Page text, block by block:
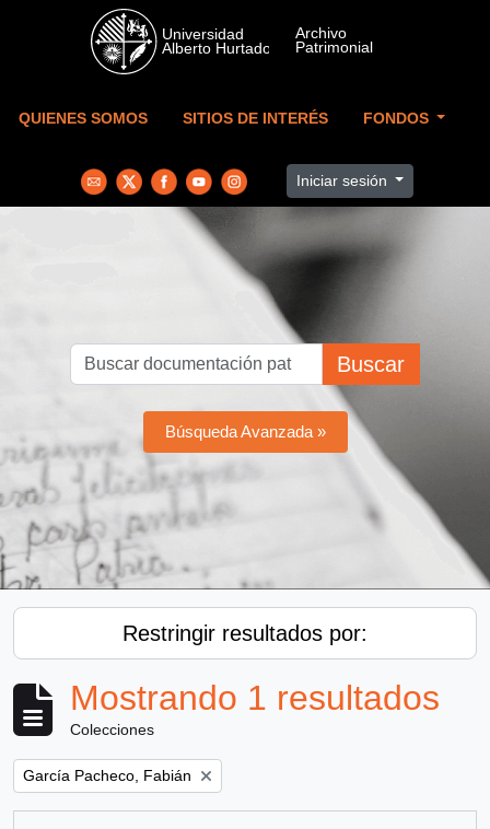
Skip to main content
QUIENES SOMOS SITIOS DE INTERÉS FONDOS
Iniciar sesión
Buscar
Búsqueda Avanzada »
Restringir resultados por:
Mostrando 1 resultados
Colecciones
Remove filter:
García Pacheco, Fabián